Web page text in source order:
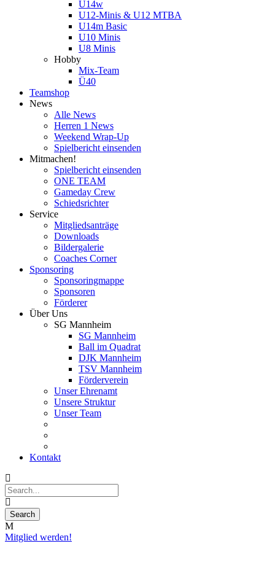
U14w
U12-Minis & U12 MTBA
U14m Basic
U10 Minis
U8 Minis
Hobby
Mix-Team
Ü40
Teamshop
News
Alle News
Herren 1 News
Weekend Wrap-Up
Spielbericht einsenden
Mitmachen!
Spielbericht einsenden
ONE TEAM
Gameday Crew
Schiedsrichter
Service
Mitgliedsanträge
Downloads
Bildergalerie
Coaches Corner
Sponsoring
Sponsoringmappe
Sponsoren
Förderer
Über Uns
SG Mannheim
SG Mannheim
Ball im Quadrat
DJK Mannheim
TSV Mannheim
Förderverein
Unser Ehrenamt
Unsere Struktur
Unser Team
Kontakt
Mitglied werden!